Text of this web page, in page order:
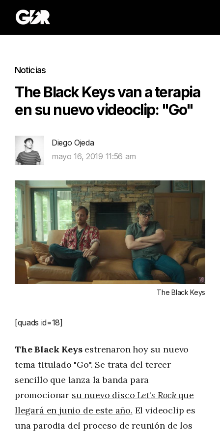
Noticias
The Black Keys van a terapia
en su nuevo videoclip: "Go"
Diego Ojeda
mayo 16, 2019 11:56 am
The Black Keys
[quads id=18]
The Black Keysestrenaron hoy su nuevo
tema titulado "Go". Se trata del tercer
sencillo que lanza la banda para
promocionar su nuevo discoLet's Rockque
llegará en junio de este año. El videoclip es
una parodia del proceso de reunión de los